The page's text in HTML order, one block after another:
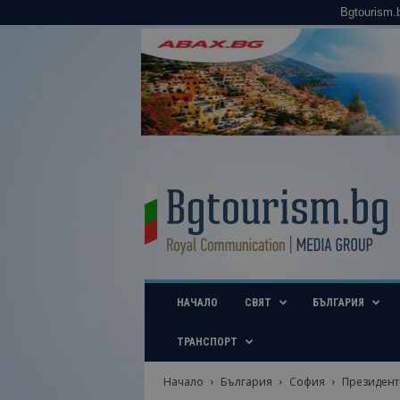
u
i
b
НАЧАЛО СВЯТ БЪЛГАРИЯ
ТРАНСПОРТ
Начало България София